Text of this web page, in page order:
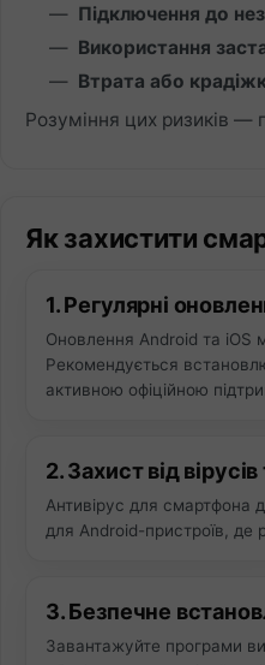
Підключення до
Використання
Втрата або
Розуміння цих ризиків —
Як захистити
1. Регулярні
Оновлення Android та iOS
Рекомендується
активною офіційною
2. Захист від
Антивірус для смартфона
для Android-пристроїв, де
3. Безпечне
Завантажуйте програми